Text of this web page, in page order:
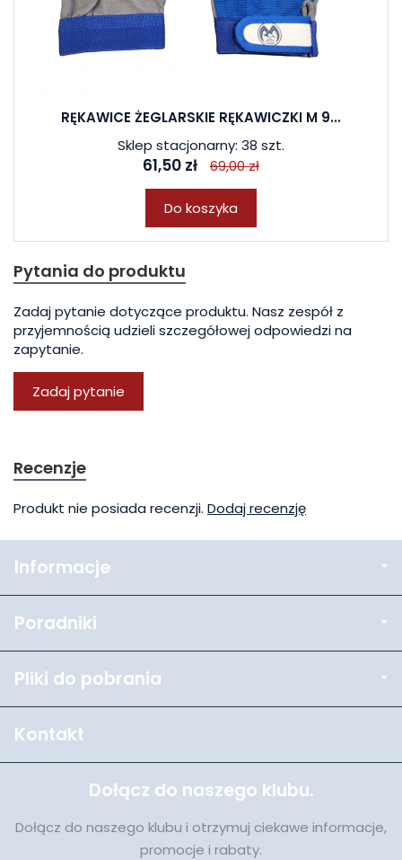
RĘKAWICE ŻEGLARSKIE RĘKAWICZKI M 9...
Sklep stacjonarny: 38 szt.
61,50 zł 69,00 zł
Do koszyka
Pytania do produktu
Zadaj pytanie dotyczące produktu. Nasz zespół z
przyjemnością udzieli szczegółowej odpowiedzi na
zapytanie.
Zadaj pytanie
Recenzje
Produkt nie posiada recenzji. Dodaj recenzję
Informacje
Poradniki
Pliki do pobrania
Kontakt
Dołącz do naszego klubu.
Dołącz do naszego klubu i otrzymuj ciekawe informacje,
promocje i rabaty.